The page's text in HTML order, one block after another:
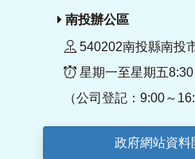
南投辦公區
540202南投縣南投
星期一至星期五
（公司登記：9:00～
政府網站資料